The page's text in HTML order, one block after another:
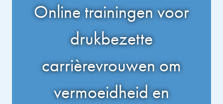
Online trainingen voor
drukbezette
carrièrevrouwen om
vermoeidheid en